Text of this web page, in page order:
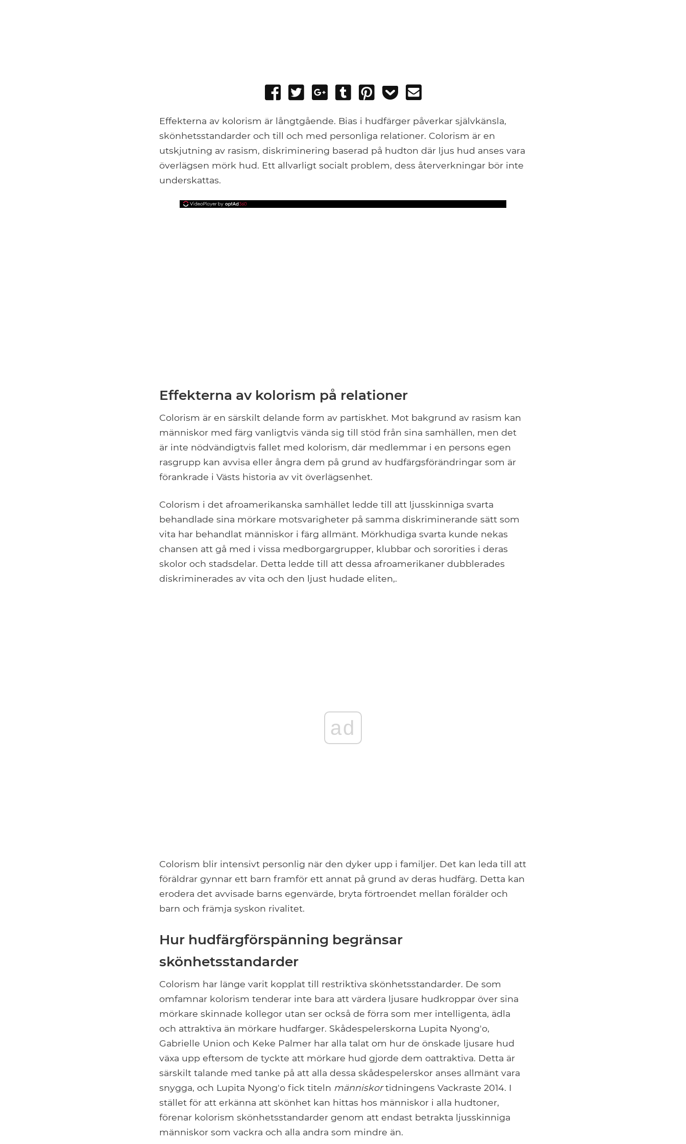
Share
Facebook
Tweet
Share
Google+
Post
Tumblr
Pin
Add
Pocket
Effekterna av kolorism är långtgående. Bias i hudfärger påverkar självkänsla,
skönhetsstandarder och till och med personliga relationer. Colorism är en
utskjutning av rasism, diskriminering baserad på hudton där ljus hud anses vara
överlägsen mörk hud. Ett allvarligt socialt problem, dess återverkningar bör inte
underskattas.
Effekterna av kolorism på relationer
Colorism är en särskilt delande form av partiskhet. Mot bakgrund av rasism kan
människor med färg vanligtvis vända sig till stöd från sina samhällen, men det
är inte nödvändigtvis fallet med kolorism, där medlemmar i en persons egen
rasgrupp kan avvisa eller ångra dem på grund av hudfärgsförändringar som är
förankrade i Västs historia av vit överlägsenhet.
Colorism i det afroamerikanska samhället ledde till att ljusskinniga svarta
behandlade sina mörkare motsvarigheter på samma diskriminerande sätt som
vita har behandlat människor i färg allmänt. Mörkhudiga svarta kunde nekas
chansen att gå med i vissa medborgargrupper, klubbar och sororities i deras
skolor och stadsdelar. Detta ledde till att dessa afroamerikaner dubblerades
diskriminerades av vita och den ljust hudade eliten,.
ad
Colorism blir intensivt personlig när den dyker upp i familjer. Det kan leda till att
föräldrar gynnar ett barn framför ett annat på grund av deras hudfärg. Detta kan
erodera det avvisade barns egenvärde, bryta förtroendet mellan förälder och
barn och främja syskon rivalitet.
Hur hudfärgförspänning begränsar
skönhetsstandarder
Colorism har länge varit kopplat till restriktiva skönhetsstandarder. De som
omfamnar kolorism tenderar inte bara att värdera ljusare hudkroppar över sina
mörkare skinnade kollegor utan ser också de förra som mer intelligenta, ädla
och attraktiva än mörkare hudfarger. Skådespelerskorna Lupita Nyong'o,
Gabrielle Union och Keke Palmer har alla talat om hur de önskade ljusare hud
växa upp eftersom de tyckte att mörkare hud gjorde dem oattraktiva. Detta är
särskilt talande med tanke på att alla dessa skådespelerskor anses allmänt vara
snygga, och Lupita Nyong'o fick titeln människortidningens Vackraste 2014. I
stället för att erkänna att skönhet kan hittas hos människor i alla hudtoner,
förenar kolorism skönhetsstandarder genom att endast betrakta ljusskinniga
människor som vackra och alla andra som mindre än.